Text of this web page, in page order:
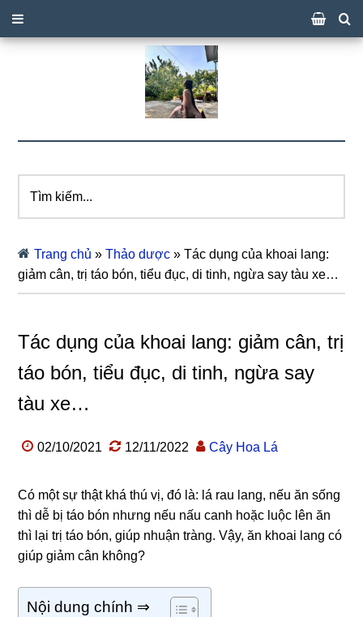
kiếm...
Trang chủ »Thảo dược »Tác dụng của khoai lang:
giảm cân, trị táo bón, tiểu đục, di tinh, ngừa say tàu xe…
Tác dụng của khoai lang: giảm cân, trị
táo bón, tiểu đục, di tinh, ngừa say
tàu xe…
02/10/2021 12/11/2022 Cây Hoa Lá
Có một sự thật khá thú vị, đó là: lá rau lang, nếu ăn sống
thì dễ bị táo bón nhưng nếu nấu canh hoặc luộc lên ăn
thì lại trị táo bón, giúp nhuận tràng. Vậy, ăn khoai lang có
giúp giảm cân không?
Nội dung chính ⇒